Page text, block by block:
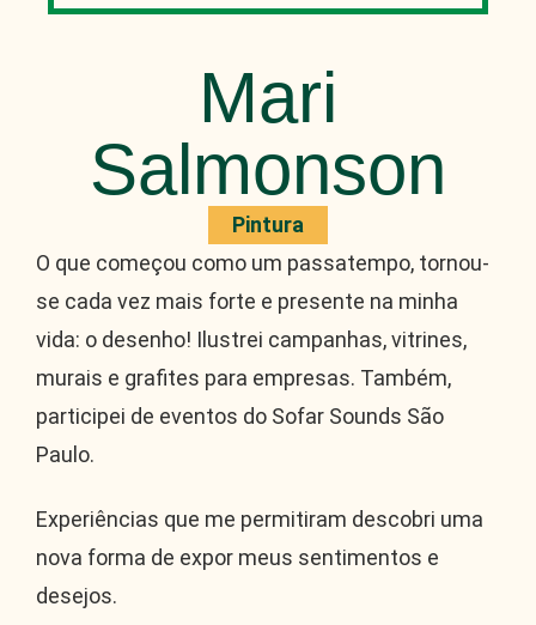
Mari
Salmonson
Pintura
O que começou como um passatempo, tornou-
se cada vez mais forte e presente na minha
vida: o desenho! Ilustrei campanhas, vitrines,
murais e grafites para empresas. Também,
participei de eventos do Sofar Sounds São
Paulo.
Experiências que me permitiram descobri uma
nova forma de expor meus sentimentos e
desejos.